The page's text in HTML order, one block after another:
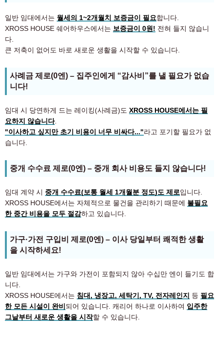
일반 임대에서는 월세의 1~2개월치 보증금이 필요합니다.
XROSS HOUSE 쉐어하우스에서는 보증금이 0원! 전혀 들지 않습니
다.
큰 저축이 없어도 바로 새로운 생활을 시작할 수 있습니다.
사례금 제로(0엔) – 집주인에게 “감사비”를 낼 필요가 없습
니다!
임대 시 당연하게 드는 레이킹(사례금)도 XROSS HOUSE에서는 필
요하지 않습니다.
"이사하고 싶지만 초기 비용이 너무 비싸다..."라고 포기할 필요가 없
습니다.
중개 수수료 제로(0엔) – 중개 회사 비용도 들지 않습니다!
임대 계약 시 중개 수수료(보통 월세 1개월분 정도)도 제로입니다.
XROSS HOUSE에서는 자체적으로 물건을 관리하기 때문에 불필요
한 중간 비용을 모두 절감하고 있습니다.
가구·가전 구입비 제로(0엔) – 이사 당일부터 쾌적한 생활
을 시작하세요!
일반 임대에서는 가구와 가전이 포함되지 않아 수십만 엔이 들기도 합
니다.
XROSS HOUSE에서는 침대, 냉장고, 세탁기, TV, 전자레인지 등 필요
한 모든 시설이 완비 되어 있습니다. 캐리어 하나로 이사하여 입주한
그날부터 새로운 생활을 시작할 수 있습니다.